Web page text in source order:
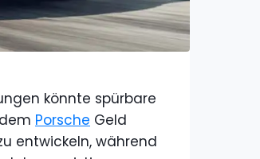
könnte spürbare
Porsche Geld
entwickeln, während